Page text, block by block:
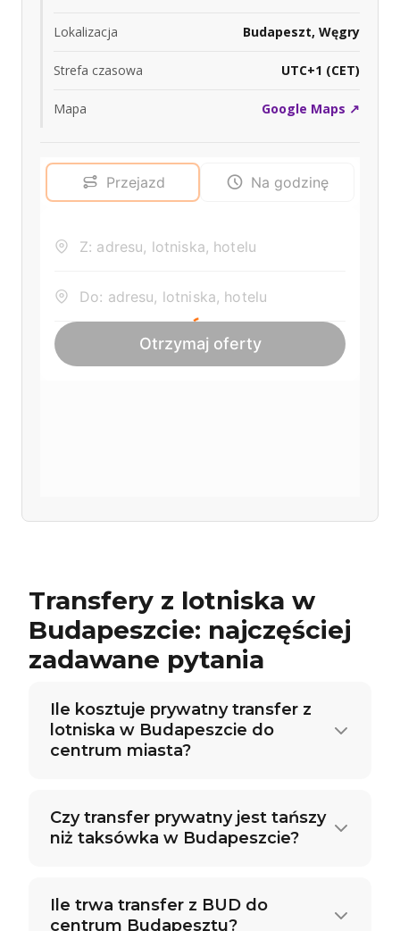
Lokalizacja Budapeszt, Węgry
Strefa czasowa UTC+1 (CET)
Mapa Google Maps ↗
Transfery z lotniska w
Budapeszcie: najczęściej
zadawane pytania
Ile kosztuje prywatny transfer z
lotniska w Budapeszcie do
centrum miasta?
Czy transfer prywatny jest tańszy
niż taksówka w Budapeszcie?
Ile trwa transfer z BUD do
centrum Budapesztu?